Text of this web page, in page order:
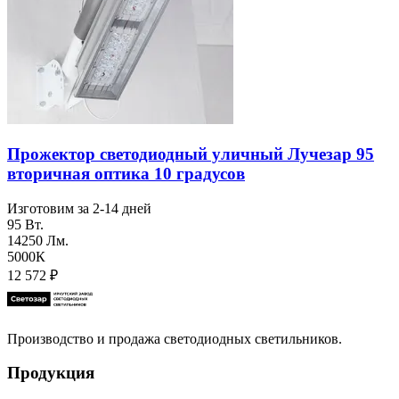
Прожектор светодиодный уличный Лучезар 95
вторичная оптика 10 градусов
Изготовим за 2-14 дней
95 Вт.
14250 Лм.
5000К
12 572 ₽
Производство и продажа светодиодных светильников.
Продукция